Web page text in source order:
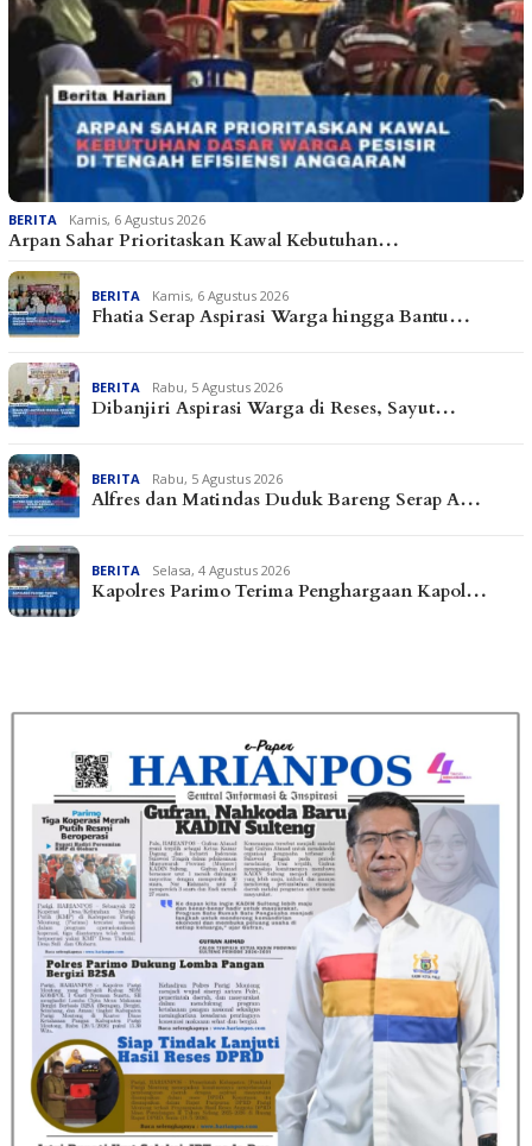
BERITA Kamis, 6 Agustus 2026
Arpan Sahar Prioritaskan Kawal Kebutuhan…
BERITA Kamis, 6 Agustus 2026
Fhatia Serap Aspirasi Warga hingga Bantu…
BERITA Rabu, 5 Agustus 2026
Dibanjiri Aspirasi Warga di Reses, Sayut…
BERITA Rabu, 5 Agustus 2026
Alfres dan Matindas Duduk Bareng Serap A…
BERITA Selasa, 4 Agustus 2026
Kapolres Parimo Terima Penghargaan Kapol…